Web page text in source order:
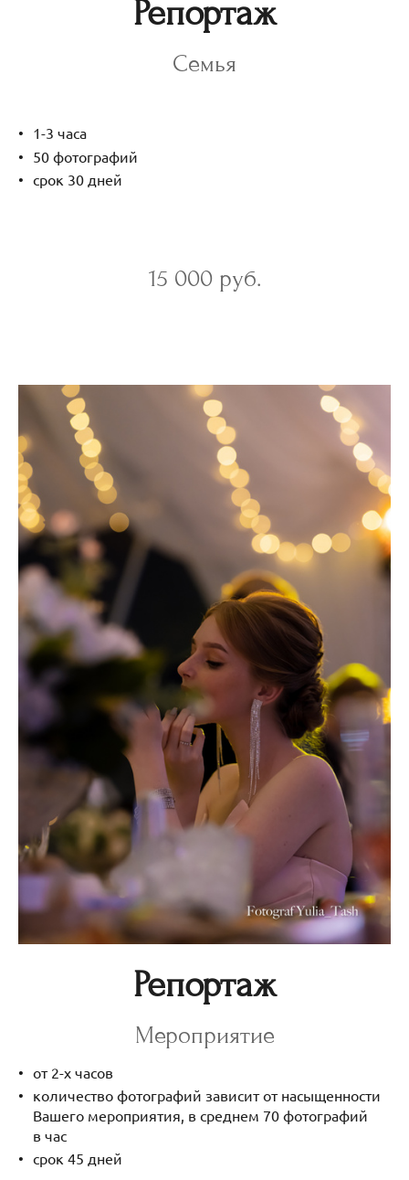
Репортаж
Семья
1-3 часа
50 фотографий
срок 30 дней
15 000 руб.
Репортаж
Мероприятие
от 2-х часов
количество фотографий зависит от насыщенности
Вашего мероприятия, в среднем 70 фотографий
в час
срок 45 дней